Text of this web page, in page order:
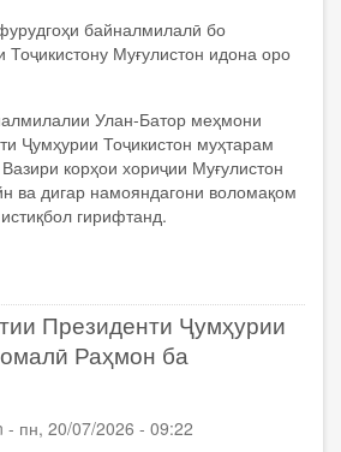
байналмилалӣ бо
Муғулистон идона оро
Улан-Батор меҳмони
Ҷумҳурии Тоҷикистон муҳтарам
корҳои хориҷии Муғулистон
ва дигар намояндагони воломақом
гирифтанд.
Президенти Ҷумҳурии
Раҳмон ба
- пн, 20/07/2026 - 09:22